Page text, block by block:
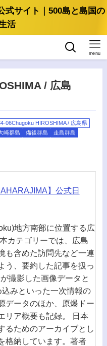
式サイト｜500島と島国の
活
menu
/ 広島
06Chugoku HIROSHIMA / 広島県
崎群島 備後群島
走島群島
】公式日
地方南部に位置する広
カテゴリーでは、広島
も含めた訪問先など一連
う、要約した記事を扱っ
撮影した画像データと
みといった一次情報の
データのほか、原爆ドー
リア概要も記録。 日本
るためのアーカイブとし
格納しています。著者